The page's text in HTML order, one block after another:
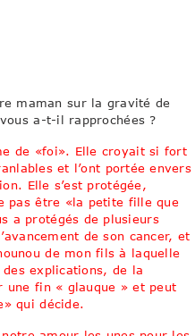
maman sur la gravité de
a-t-il rapprochées ?
de «foi». Elle croyait si fort
et l’ont portée envers
Elle s’est protégée,
pas être «la petite fille que
a protégés de plusieurs
de son cancer, et
de mon fils à laquelle
explications, de la
une fin « glauque » et peut
qui décide.